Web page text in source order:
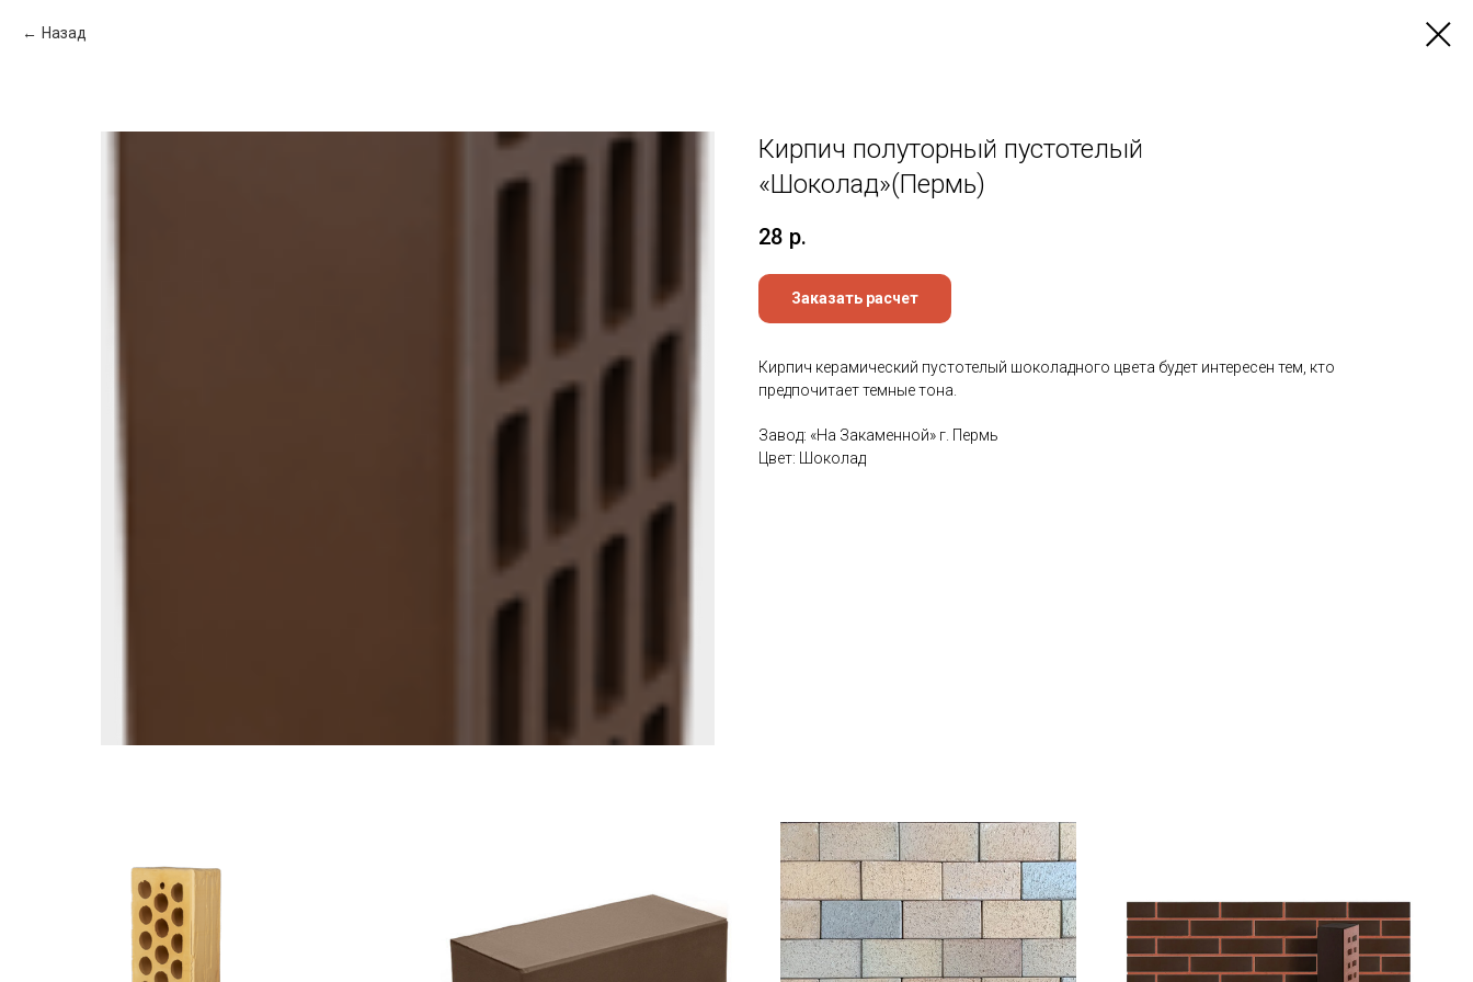
Назад
Кирпич полуторный пустотелый
«Шоколад»(Пермь)
28 р.
Заказать расчет
Кирпич керамический пустотелый шоколадного цвета будет интересен тем, кто
предпочитает темные тона.
Завод: «На Закаменной» г. Пермь
Цвет: Шоколад